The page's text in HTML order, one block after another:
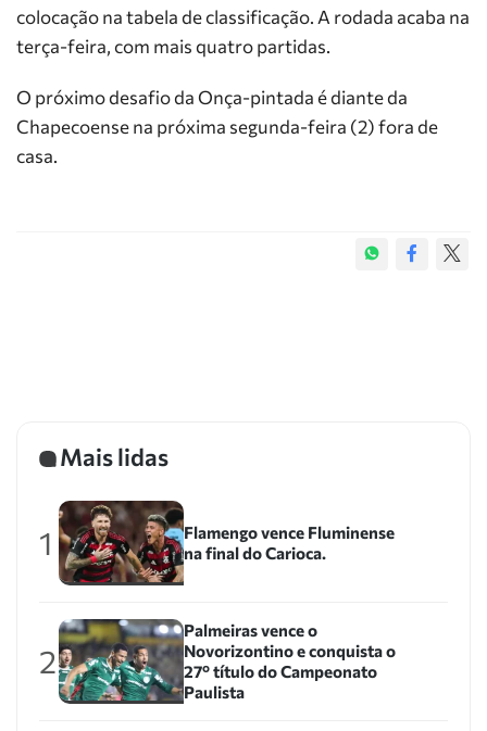
colocação na tabela de classificação. A rodada acaba na
terça-feira, com mais quatro partidas.
O próximo desafio da Onça-pintada é diante da
Chapecoense na próxima segunda-feira (2) fora de
casa.
Mais lidas
1
Flamengo vence Fluminense
na final do Carioca.
2
Palmeiras vence o
Novorizontino e conquista o
27º título do Campeonato
Paulista